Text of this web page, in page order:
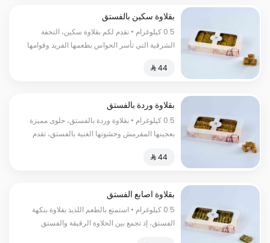
بقلاوة سكين بالفستق
0.5 كيلوغرام • نقدم لكم بقلاوة سكين، التحفة
الشرقية التي تأسر الحواس بطعمها الفريد وقوامها
السعرات الحرارية:١٣٠سعرة حرارية
⁨⁦‪‬ 44⁩
بقلاوة وردة بالفستق
0.5 كيلوغرام • بقلاوة وردة بالفستق، حلوى مميزة
بعجينها المقرمش وحشوتها الغنية بالفستق، تقدم
الحرارية:١٣٠سعرة حرارية
⁨⁦‪‬ 44⁩
بقلاوة اصابع الفستق
0.5 كيلوغرام • استمتع بالطعم اللذيذ بقلاوة بنكهة
الفستق، إذ تجمع بين الحلاوة الرقيقة والفستق